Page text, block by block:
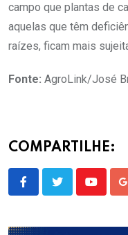
campo que plantas de
aquelas que têm
raízes, ficam mais
Fonte: AgroLink/José
COMPARTILHE:
Youtube